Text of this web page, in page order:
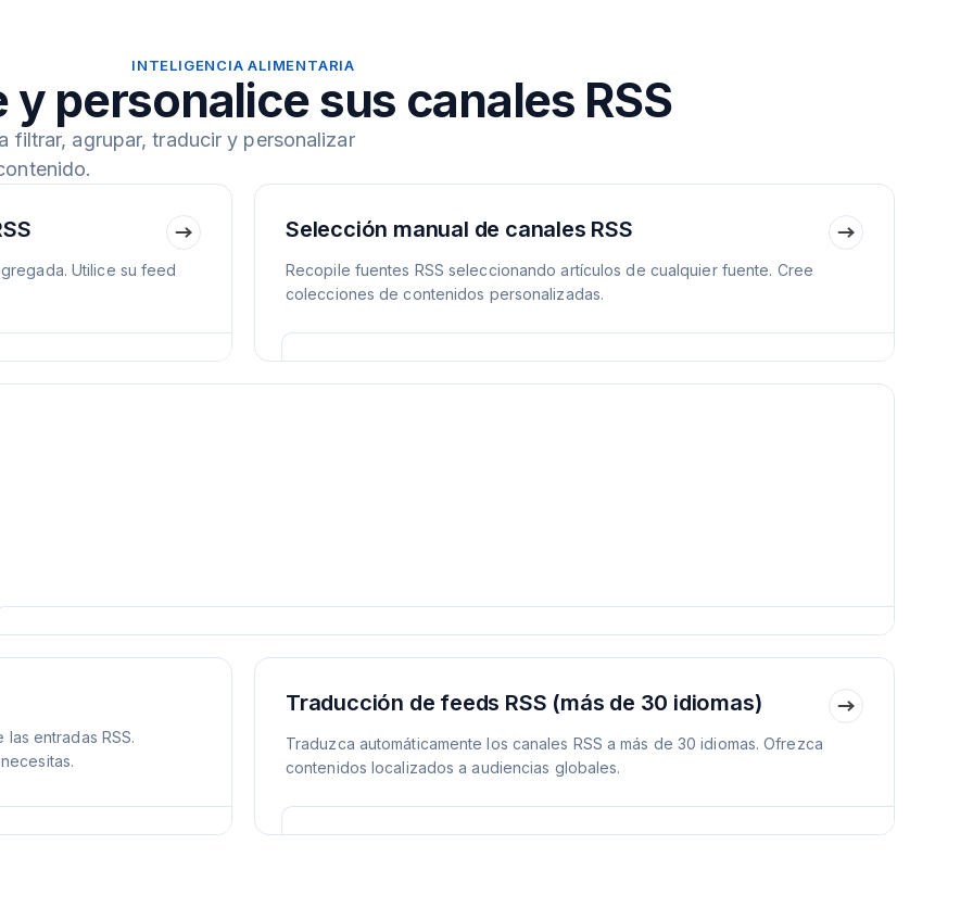
INTELIGENCIA ALIMENTARIA
y personalice sus canales RSS
filtrar, agrupar, traducir y personalizar
Utilice su feed
Selección manual de canales RSS
Recopile fuentes RSS seleccionando artículos de cualquier fuente. Cree
colecciones de contenidos personalizadas.
entradas RSS.
Traducción de feeds RSS (más de 30 idiomas)
Traduzca automáticamente los canales RSS a más de 30 idiomas. Ofrezca
contenidos localizados a audiencias globales.